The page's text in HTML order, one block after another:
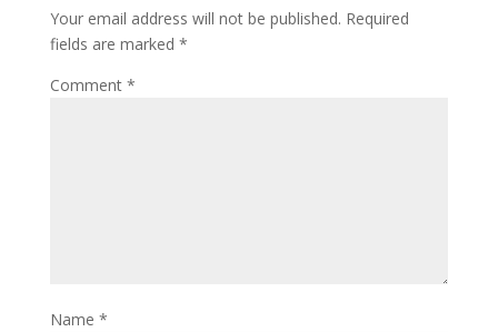
Your email address will not be published. Required
fields are marked *
Comment *
Name *